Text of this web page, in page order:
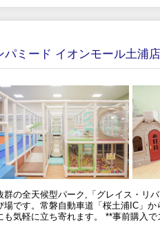
パミード イオンモール土浦
の全天候型パーク,「グレイス・リ
です。常磐自動車道「桜土浦IC」
気軽に立ち寄れます。 **事前購入